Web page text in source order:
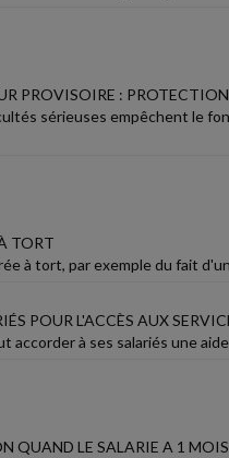
PROVISOIRE :
sérieuses empêchent le
TORT
à tort, par exemple du fait
POUR L'ACCÈS AUX
accorder à ses salariés une
QUAND LE SALARIE A 1